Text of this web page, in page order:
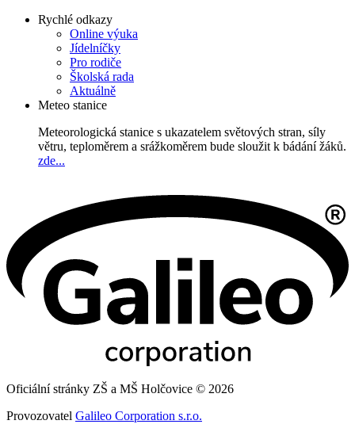
Rychlé odkazy
Online výuka
Jídelníčky
Pro rodiče
Školská rada
Aktuálně
Meteo stanice
Meteorologická stanice s ukazatelem světových stran, síly
větru, teploměrem a srážkoměrem bude sloužit k bádání žáků.
zde...
Oficiální stránky ZŠ a MŠ Holčovice © 2026
Provozovatel Galileo Corporation s.r.o.